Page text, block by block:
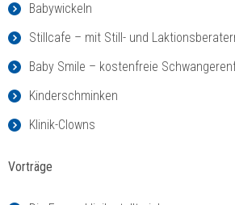
Babywickeln
Stillcafe – mit Still- und
Baby Smile – kostenfreie
Kinderschminken
Klinik-Clowns
Vorträge